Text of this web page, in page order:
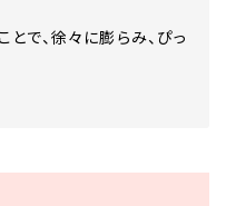
で、徐々に膨らみ、ぴっ